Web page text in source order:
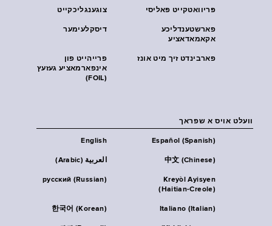
צוגענגליכקייט פּריוואטקייט פּאליסי
דיסקלעימער
פארשטענדליכע
אקאמאדאציע
פרייהייט פון
אינפארמאציע געזעץ
(FOIL)
פארבינדט זיך מיט אונז
וועלט אויס א שפראך
English Español (Spanish)
العربية (Arabic) 中文 (Chinese)
русский (Russian)
Kreyòl Ayisyen
(Haitian-Creole)
한국어 (Korean) Italiano (Italian)